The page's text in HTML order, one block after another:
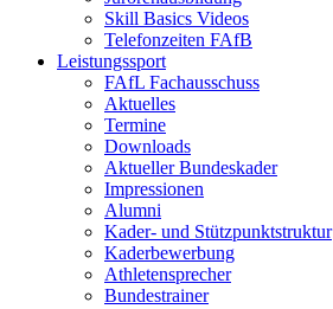
Skill Basics Videos
Telefonzeiten FAfB
Leistungssport
FAfL Fachausschuss
Aktuelles
Termine
Downloads
Aktueller Bundeskader
Impressionen
Alumni
Kader- und Stützpunktstruktur
Kaderbewerbung
Athletensprecher
Bundestrainer